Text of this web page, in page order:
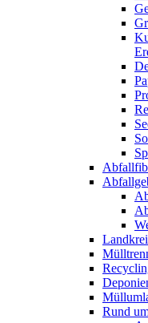
Rund